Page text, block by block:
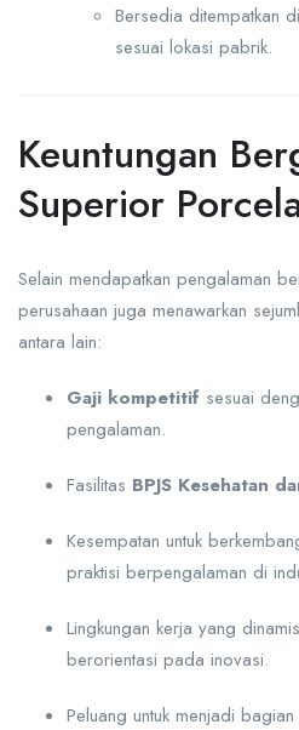
Bersedia ditempatkan di
sesuai lokasi pabrik.
Keuntungan
Superior
Selain mendapatkan pengalaman
perusahaan juga menawarkan
antara lain:
Gaji kompetitif sesuai
pengalaman.
Fasilitas BPJS Kesehatan
Kesempatan untuk
praktisi berpengalaman di
Lingkungan kerja yang
berorientasi pada inovasi.
Peluang untuk menjadi